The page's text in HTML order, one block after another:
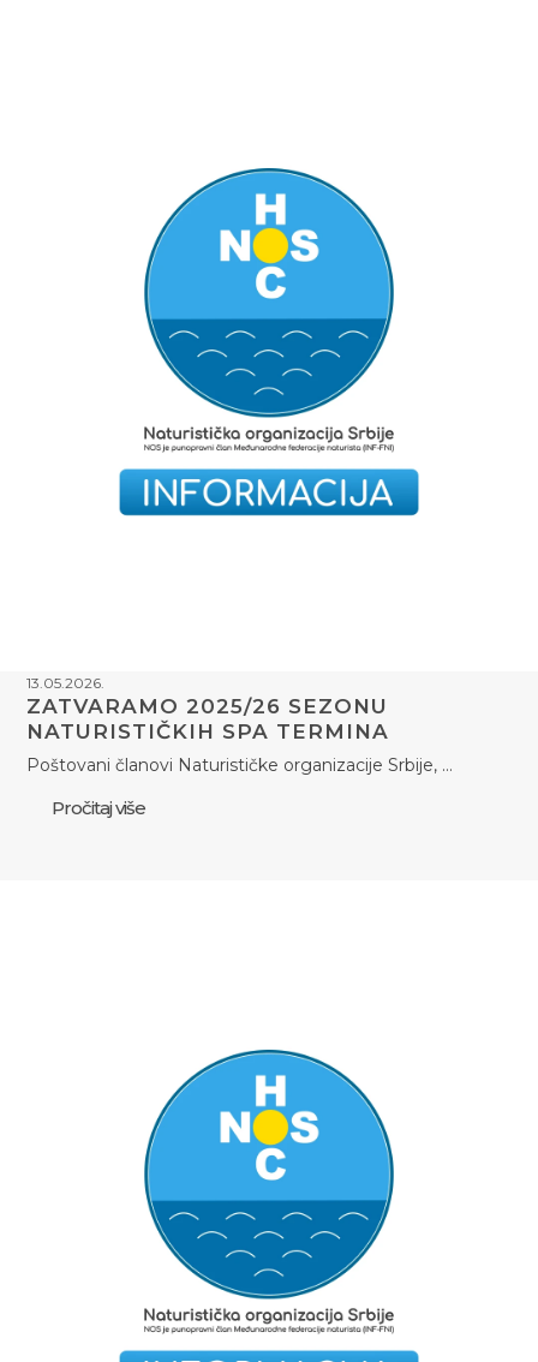
13.05.2026.
ZATVARAMO 2025/26 SEZONU
NATURISTIČKIH SPA TERMINA
Poštovani članovi Naturističke organizacije Srbije, …
Pročitaj više